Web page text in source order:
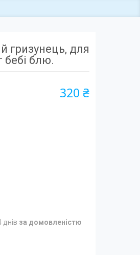
гризунець, для
бебі блю.
320 ₴
за домовленістю